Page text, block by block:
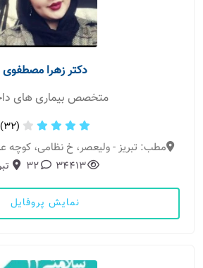
دکتر زهرا مصطفوی
متخصص بیماری های
(32)
مطب: تبریز - ولیعصر، خ نظامی، کوچه
34413
32
نمایش پروفایل